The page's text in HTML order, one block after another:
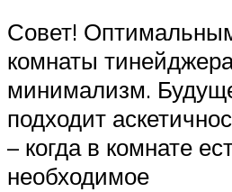
Совет!
комнаты
минимализм.
подходит
– когда в комнате
необходимое